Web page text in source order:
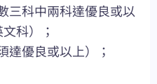
三科中兩科達優良或以
科）；
達優良或以上）；